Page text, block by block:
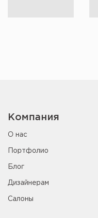
Компания
О нас
Портфолио
Блог
Дизайнерам
Салоны